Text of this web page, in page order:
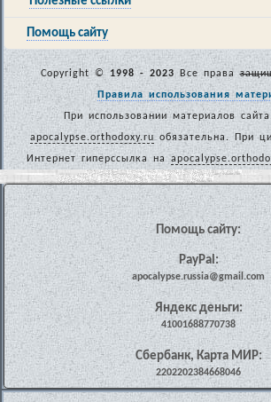
Помощь сайту
Copyright © 1998 - 2023 Все права
Правила использования
При использовании материалов
apocalypse.orthodoxy.ruобязательна. При
Интернет гиперссылка на
Помощь сайту:
PayPal:
apocalypse.russia@gmail.com
Яндекс деньги:
41001688770738
Сбербанк, Карта МИР:
2202202384668046